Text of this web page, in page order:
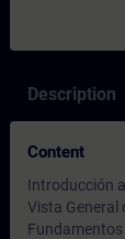
Description
Content
Introducción
Vista General